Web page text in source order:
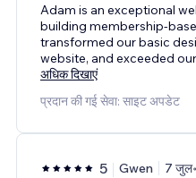
Adam is an exceptional
building membership-
transformed our basic
website, and exceeded
अधिक दिखाएं
प्रदान की गई सेवा: साइट अपडेट
5 Gwen 7